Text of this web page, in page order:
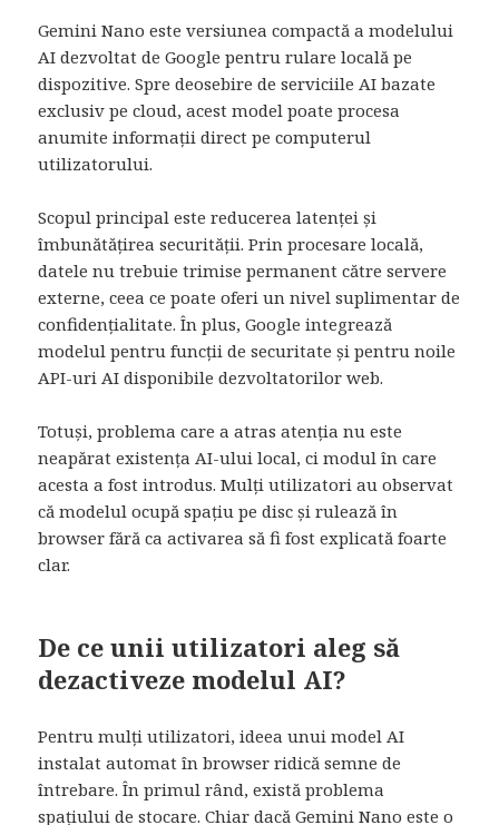
Gemini Nano este versiunea compactă a modelului
AI dezvoltat de Google pentru rulare locală pe
dispozitive. Spre deosebire de serviciile AI bazate
exclusiv pe cloud, acest model poate procesa
anumite informații direct pe computerul
utilizatorului.
Scopul principal este reducerea latenței și
îmbunătățirea securității. Prin procesare locală,
datele nu trebuie trimise permanent către servere
externe, ceea ce poate oferi un nivel suplimentar de
confidențialitate. În plus, Google integrează
modelul pentru funcții de securitate și pentru noile
API-uri AI disponibile dezvoltatorilor web.
Totuși, problema care a atras atenția nu este
neapărat existența AI-ului local, ci modul în care
acesta a fost introdus. Mulți utilizatori au observat
că modelul ocupă spațiu pe disc și rulează în
browser fără ca activarea să fi fost explicată foarte
clar.
De ce unii utilizatori aleg să
dezactiveze modelul AI?
Pentru mulți utilizatori, ideea unui model AI
instalat automat în browser ridică semne de
întrebare. În primul rând, există problema
spațiului de stocare. Chiar dacă Gemini Nano este o